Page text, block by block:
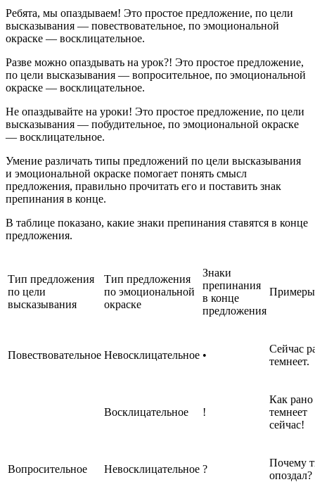
Ребята, мы опаздываем! Это простое предложение, по цели
высказывания — повествовательное, по эмоциональной
окраске — восклицательное.
Разве можно опаздывать на урок?! Это простое предложение,
по цели высказывания — вопросительное, по эмоциональной
окраске — восклицательное.
Не опаздывайте на уроки! Это простое предложение, по цели
высказывания — побудительное, по эмоциональной окраске
— восклицательное.
Умение различать типы предложений по цели высказывания
и эмоциональной окраске помогает понять смысл
предложения, правильно прочитать его и поставить знак
препинания в конце.
В таблице показано, какие знаки препинания ставятся в конце
предложения.
Тип предложения
по цели
высказывания
Тип предложения
по эмоциональной
окраске
Знаки
препинания
в конце
предложения
Примеры
Повествовательное Невосклицательное •
Сейчас
темнеет.
Восклицательное !
Как рано
темнеет
сейчас!
Вопросительное Невосклицательное ?
Почему
опоздал?